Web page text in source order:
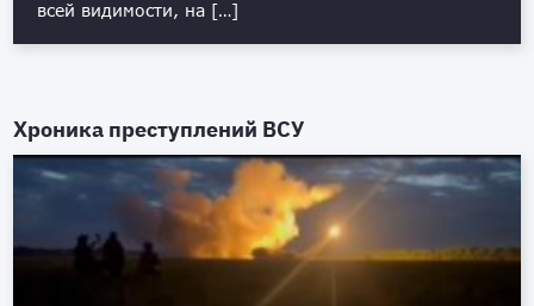
всей видимости, на […]
Хроника преступлений ВСУ